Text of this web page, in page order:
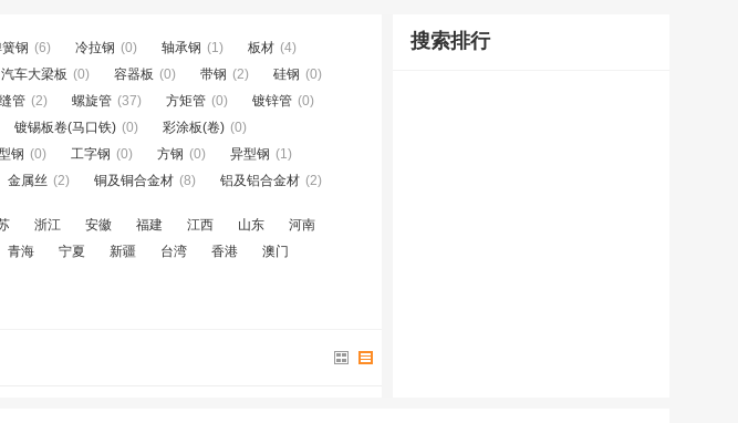
钢 (6) 冷拉钢 (0) 轴承钢 (1) 板材 (4)
汽车大梁板 (0) 容器板 (0) 带钢 (2) 硅钢 (0)
管 (2) 螺旋管 (37) 方矩管 (0) 镀锌管 (0)
镀锡板卷(马口铁) (0) 彩涂板(卷) (0)
钢 (0) 工字钢 (0) 方钢 (0) 异型钢 (1)
金属丝 (2) 铜及铜合金材 (8) 铝及铝合金材 (2)
浙江 安徽 福建 江西 山东
河南
青海 宁夏 新疆 台湾 香港 澳门
搜索排行